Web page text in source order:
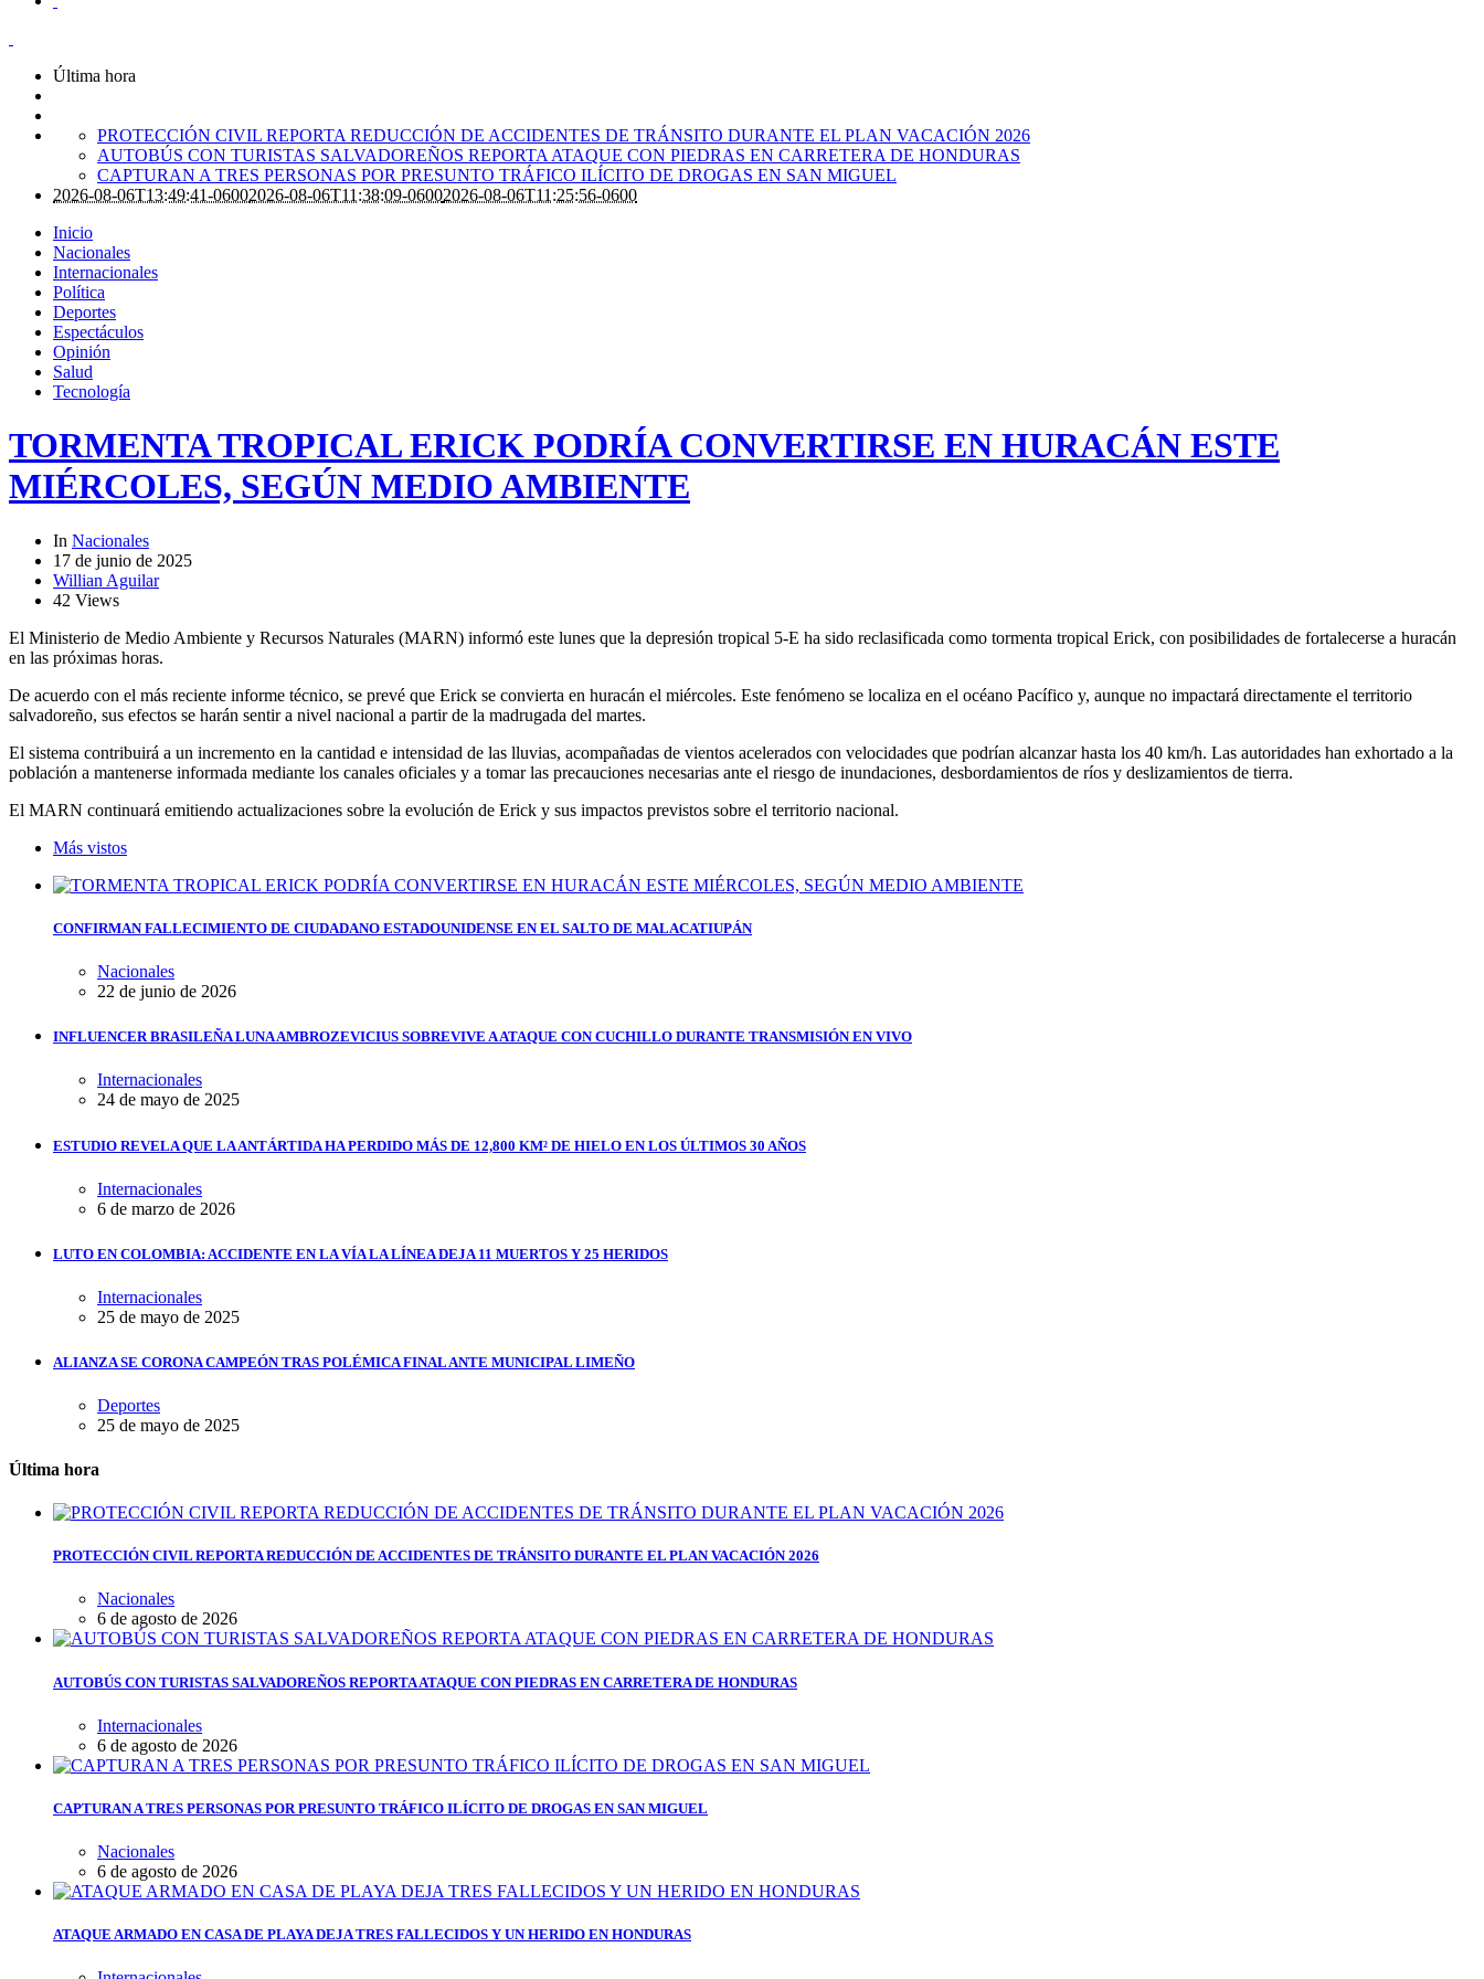
Última hora
PROTECCIÓN CIVIL REPORTA REDUCCIÓN DE ACCIDENTES DE TRÁNSITO DURANTE EL PLAN VACACIÓN 2026
AUTOBÚS CON TURISTAS SALVADOREÑOS REPORTA ATAQUE CON PIEDRAS EN CARRETERA DE HONDURAS
CAPTURAN A TRES PERSONAS POR PRESUNTO TRÁFICO ILÍCITO DE DROGAS EN SAN MIGUEL
2026-08-06T13:49:41-06002026-08-06T11:38:09-06002026-08-06T11:25:56-0600
Inicio
Nacionales
Internacionales
Política
Deportes
Espectáculos
Opinión
Salud
Tecnología
TORMENTA TROPICAL ERICK PODRÍA CONVERTIRSE EN HURACÁN ESTE
MIÉRCOLES, SEGÚN MEDIO AMBIENTE
In Nacionales
17 de junio de 2025
Willian Aguilar
42 Views
El Ministerio de Medio Ambiente y Recursos Naturales (MARN) informó este lunes que la depresión tropical 5-E ha sido reclasificada como tormenta tropical Erick, con posibilidades de fortalecerse a huracán
en las próximas horas.
De acuerdo con el más reciente informe técnico, se prevé que Erick se convierta en huracán el miércoles. Este fenómeno se localiza en el océano Pacífico y, aunque no impactará directamente el territorio
salvadoreño, sus efectos se harán sentir a nivel nacional a partir de la madrugada del martes.
El sistema contribuirá a un incremento en la cantidad e intensidad de las lluvias, acompañadas de vientos acelerados con velocidades que podrían alcanzar hasta los 40 km/h. Las autoridades han exhortado a la
población a mantenerse informada mediante los canales oficiales y a tomar las precauciones necesarias ante el riesgo de inundaciones, desbordamientos de ríos y deslizamientos de tierra.
El MARN continuará emitiendo actualizaciones sobre la evolución de Erick y sus impactos previstos sobre el territorio nacional.
Más vistos
CONFIRMAN FALLECIMIENTO DE CIUDADANO ESTADOUNIDENSE EN EL SALTO DE MALACATIUPÁN
Nacionales
22 de junio de 2026
INFLUENCER BRASILEÑA LUNA AMBROZEVICIUS SOBREVIVE A ATAQUE CON CUCHILLO DURANTE TRANSMISIÓN EN VIVO
Internacionales
24 de mayo de 2025
ESTUDIO REVELA QUE LA ANTÁRTIDA HA PERDIDO MÁS DE 12,800 KM² DE HIELO EN LOS ÚLTIMOS 30 AÑOS
Internacionales
6 de marzo de 2026
LUTO EN COLOMBIA: ACCIDENTE EN LA VÍA LA LÍNEA DEJA 11 MUERTOS Y 25 HERIDOS
Internacionales
25 de mayo de 2025
ALIANZA SE CORONA CAMPEÓN TRAS POLÉMICA FINAL ANTE MUNICIPAL LIMEÑO
Deportes
25 de mayo de 2025
Última hora
PROTECCIÓN CIVIL REPORTA REDUCCIÓN DE ACCIDENTES DE TRÁNSITO DURANTE EL PLAN VACACIÓN 2026
Nacionales
6 de agosto de 2026
AUTOBÚS CON TURISTAS SALVADOREÑOS REPORTA ATAQUE CON PIEDRAS EN CARRETERA DE HONDURAS
Internacionales
6 de agosto de 2026
CAPTURAN A TRES PERSONAS POR PRESUNTO TRÁFICO ILÍCITO DE DROGAS EN SAN MIGUEL
Nacionales
6 de agosto de 2026
ATAQUE ARMADO EN CASA DE PLAYA DEJA TRES FALLECIDOS Y UN HERIDO EN HONDURAS